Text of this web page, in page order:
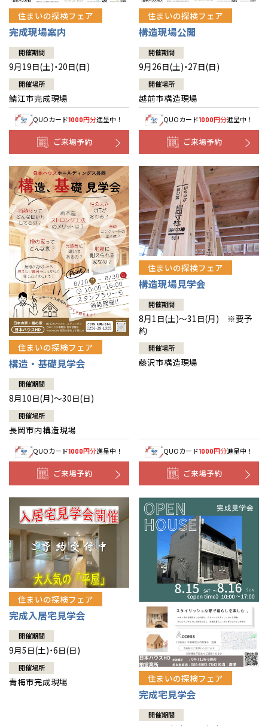
住まいの探検フェア
完成現場案内
開催期間
9月19日(土)・20日(日)
開催場所
鯖江市完成現場
QUOカード1000円分進呈中！
ご来場予約
住まいの探検フェア
構造現場公開
開催期間
9月26日(土)・27日(日)
開催場所
越前市構造現場
QUOカード1000円分進呈中！
ご来場予約
住まいの探検フェア
構造・基礎見学会
開催期間
8月10日(月)～30日(日)
開催場所
長岡市内構造現場
QUOカード1000円分進呈中！
ご来場予約
住まいの探検フェア
構造現場見学会
開催期間
8月1日(土)～31日(月) ※要予
約
開催場所
藤沢市構造現場
QUOカード1000円分進呈中！
ご来場予約
住まいの探検フェア
完成入居宅見学会
開催期間
9月5日(土)・6日(日)
開催場所
青梅市完成現場 住まいの探検フェア
完成宅見学会
開催期間